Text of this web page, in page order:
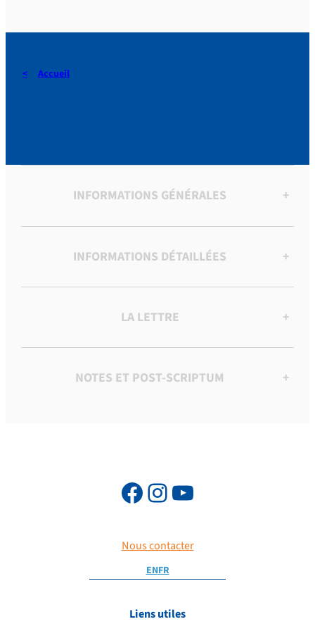
Accueil
INFORMATIONS GÉNÉRALES +
INFORMATIONS DÉTAILLÉES +
LA LETTRE +
NOTES ET POST-SCRIPTUM +
Nous contacter
ENFR
Liens utiles